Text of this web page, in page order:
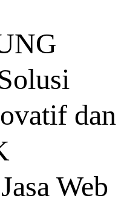
dan
Web